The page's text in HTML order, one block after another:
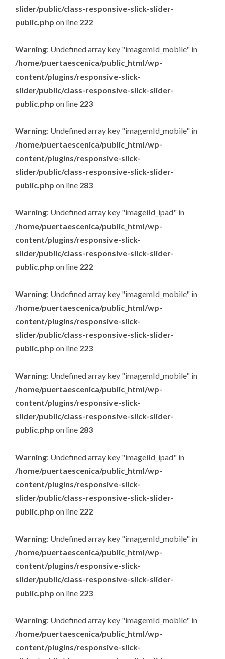
slider/public/class-responsive-slick-slider-
public.php on line 222
Warning: Undefined array key "imagemId_mobile" in
/home/puertaescenica/public_html/wp-
content/plugins/responsive-slick-
slider/public/class-responsive-slick-slider-
public.php on line 223
Warning: Undefined array key "imagemId_mobile" in
/home/puertaescenica/public_html/wp-
content/plugins/responsive-slick-
slider/public/class-responsive-slick-slider-
public.php on line 283
Warning: Undefined array key "imageiId_ipad" in
/home/puertaescenica/public_html/wp-
content/plugins/responsive-slick-
slider/public/class-responsive-slick-slider-
public.php on line 222
Warning: Undefined array key "imagemId_mobile" in
/home/puertaescenica/public_html/wp-
content/plugins/responsive-slick-
slider/public/class-responsive-slick-slider-
public.php on line 223
Warning: Undefined array key "imagemId_mobile" in
/home/puertaescenica/public_html/wp-
content/plugins/responsive-slick-
slider/public/class-responsive-slick-slider-
public.php on line 283
Warning: Undefined array key "imageiId_ipad" in
/home/puertaescenica/public_html/wp-
content/plugins/responsive-slick-
slider/public/class-responsive-slick-slider-
public.php on line 222
Warning: Undefined array key "imagemId_mobile" in
/home/puertaescenica/public_html/wp-
content/plugins/responsive-slick-
slider/public/class-responsive-slick-slider-
public.php on line 223
Warning: Undefined array key "imagemId_mobile" in
/home/puertaescenica/public_html/wp-
content/plugins/responsive-slick-